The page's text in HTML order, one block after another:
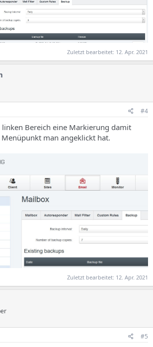
Zuletzt bearbeitet: 12. Apr. 2021
#4
Bereich eine Markierung damit
man angeklickt hat.
Zuletzt bearbeitet: 12. Apr. 2021
#5